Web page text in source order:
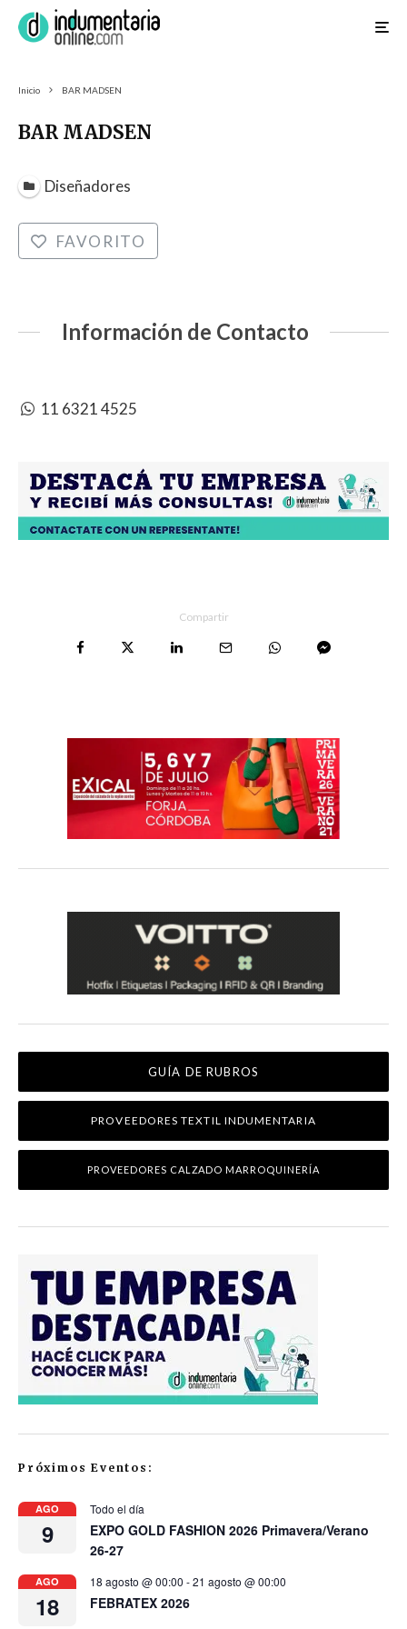
Inicio BAR MADSEN
BAR MADSEN
Diseñadores
FAVORITO
Información de Contacto
11 6321 4525
Compartir
GUÍA DE RUBROS
PROVEEDORES TEXTIL INDUMENTARIA
PROVEEDORES CALZADO MARROQUINERÍA
Próximos Eventos:
AGO
9
Todo el día
EXPO GOLD FASHION 2026 Primavera/Verano
26-27
AGO
18
18 agosto @ 00:00 -21 agosto @ 00:00
FEBRATEX 2026